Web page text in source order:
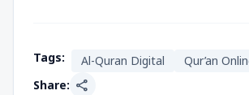
Tags: Al-Quran Digital
Qur’an
Share: share